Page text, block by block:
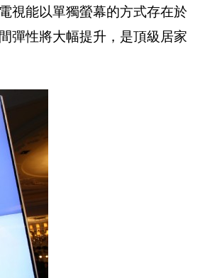
視能以單獨螢幕的方式存在於
彈性將大幅提升，是頂級居家